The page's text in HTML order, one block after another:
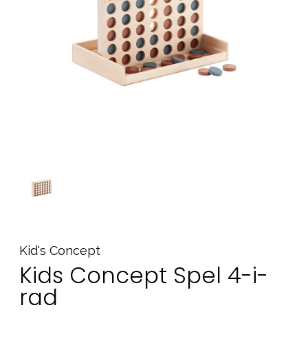
Kid's Concept
Kids Concept Spel 4-i-
rad
Tillbehör
Reservdelar
Kampanjer
Presenttips
Kontakta oss